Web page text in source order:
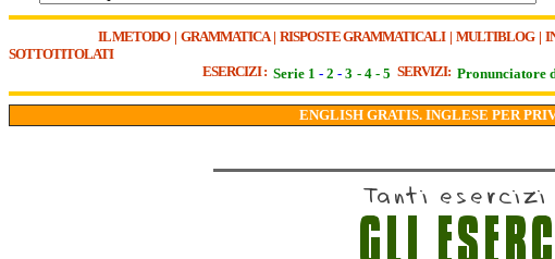
IL METODO| GRAMMATICA| RISPOSTE GRAMMATICALI| MULTIBLOG|
SOTTOTITOLATI
ESERCIZI : Serie 1 - 2 - 3 - 4 - 5 SERVIZI: Pronunciatore
ENGLISH GRATIS. INGLESE PER